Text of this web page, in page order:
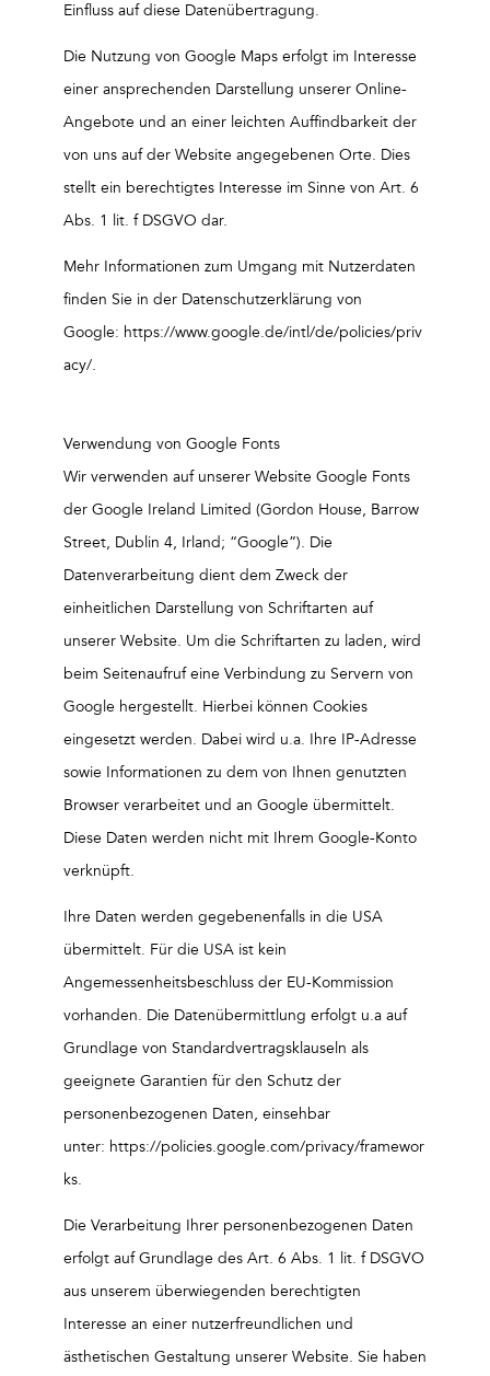
Einfluss auf diese Datenübertragung.
Die Nutzung von Google Maps erfolgt im Interesse
einer ansprechenden Darstellung unserer Online-
Angebote und an einer leichten Auffindbarkeit der
von uns auf der Website angegebenen Orte. Dies
stellt ein berechtigtes Interesse im Sinne von Art. 6
Abs. 1 lit. f DSGVO dar.
Mehr Informationen zum Umgang mit Nutzerdaten
finden Sie in der Datenschutzerklärung von
Google: https://www.google.de/intl/de/policies/priv
acy/.
Verwendung von Google Fonts
Wir verwenden auf unserer Website Google Fonts
der Google Ireland Limited (Gordon House, Barrow
Street, Dublin 4, Irland; “Google”). Die
Datenverarbeitung dient dem Zweck der
einheitlichen Darstellung von Schriftarten auf
unserer Website. Um die Schriftarten zu laden, wird
beim Seitenaufruf eine Verbindung zu Servern von
Google hergestellt. Hierbei können Cookies
eingesetzt werden. Dabei wird u.a. Ihre IP-Adresse
sowie Informationen zu dem von Ihnen genutzten
Browser verarbeitet und an Google übermittelt.
Diese Daten werden nicht mit Ihrem Google-Konto
verknüpft.
Ihre Daten werden gegebenenfalls in die USA
übermittelt. Für die USA ist kein
Angemessenheitsbeschluss der EU-Kommission
vorhanden. Die Datenübermittlung erfolgt u.a auf
Grundlage von Standardvertragsklauseln als
geeignete Garantien für den Schutz der
personenbezogenen Daten, einsehbar
unter: https://policies.google.com/privacy/framewor
ks.
Die Verarbeitung Ihrer personenbezogenen Daten
erfolgt auf Grundlage des Art. 6 Abs. 1 lit. f DSGVO
aus unserem überwiegenden berechtigten
Interesse an einer nutzerfreundlichen und
ästhetischen Gestaltung unserer Website. Sie haben